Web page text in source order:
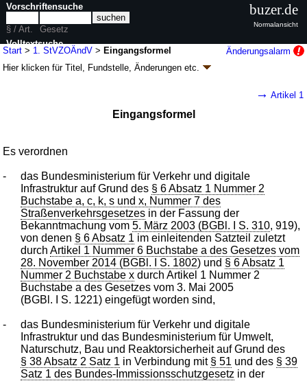
Start > 1. StVZOÄndV >Eingangsformel
Änderungsalarm
Hier klicken fürTitel, Fundstelle, Änderungen etc.
Änderung der Straßenverkehrs-Zulassungs-
Ordnung (1. StVZOÄndVk.a.Abk.)
1 Änderung |
→ Artikel 1
Eingangsformel
Es verordnen
-
das Bundesministerium für Verkehr und digitale
Infrastruktur auf Grund des § 6 Absatz 1 Nummer 2
Buchstabe a, c, k, s und x, Nummer 7 des
Straßenverkehrsgesetzes in der Fassung der
Bekanntmachung vom5. März 2003 (BGBl. I S. 310, 919),
von denen § 6 Absatz 1 im einleitenden Satzteil zuletzt
durchArtikel 1 Nummer 6 Buchstabe a des Gesetzes vom
28. November 2014 (BGBl. I S. 1802) und § 6 Absatz 1
Nummer 2 Buchstabe x durch Artikel 1 Nummer 2
Buchstabe a des Gesetzes vom 3. Mai 2005
(BGBl. I S. 1221) eingefügt worden sind,
-
das Bundesministerium für Verkehr und digitale
Infrastruktur und das Bundesministerium für Umwelt,
Naturschutz, Bau und Reaktorsicherheit auf Grund des
§ 38 Absatz 2 Satz 1 in Verbindung mit § 51 und des § 39
Satz 1 des Bundes-Immissionsschutzgesetz in der
Vorschriftensuche
§ / Art.
Gesetz
Volltextsuche
nur in 1. StVZOÄndV
buzer.de
Normalansicht